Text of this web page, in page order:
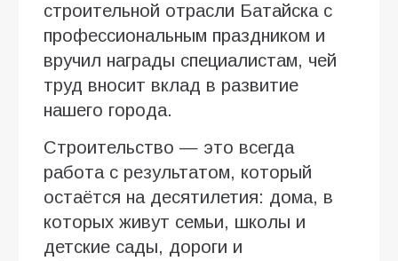
строительной отрасли Батайска с
профессиональным праздником и
вручил награды специалистам, чей
труд вносит вклад в развитие
нашего города.
Строительство — это всегда
работа с результатом, который
остаётся на десятилетия: дома, в
которых живут семьи, школы и
детские сады, дороги и